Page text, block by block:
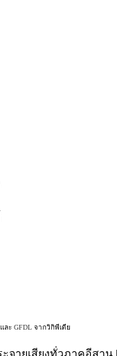
และ GFDL จากวิกิพีเดีย
ายเสียงทั่วภาคอีสาน |